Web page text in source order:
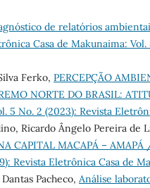
de relatórios
Casa de Makunaima: Vol.
Ferko, PERCEPÇÃO
NORTE DO BRASIL:
5 No. 2 (2023): Revista
Ricardo Ângelo Pereira de
CAPITAL MACAPÁ –
Revista Eletrônica Casa de
Pacheco, Análise